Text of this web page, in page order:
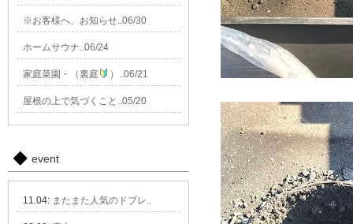
※お客様へ、お知らせ..06/30
ホームサウナ..06/24
家庭菜園・（裏庭 ）..06/21
屋根の上で気づくこと..05/20
event
11.04: またまた人気のドブレ..